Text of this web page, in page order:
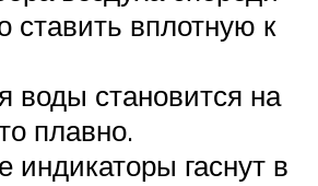
ставить вплотную к
воды становится на
плавно.
индикаторы гаснут в